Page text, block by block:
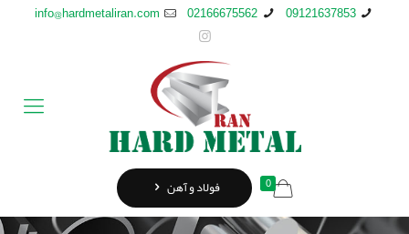
09121637853
02166675562
info@hardmetaliran.com
0 فولاد و آهن